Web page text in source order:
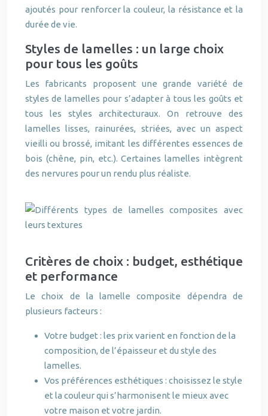
ajoutés pour renforcer la couleur, la résistance et la
durée de vie.
Styles de lamelles : un large choix
pour tous les goûts
Les fabricants proposent une grande variété de
styles de lamelles pour s’adapter à tous les goûts et
tous les styles architecturaux. On retrouve des
lamelles lisses, rainurées, striées, avec un aspect
vieilli ou brossé, imitant les différentes essences de
bois (chêne, pin, etc.). Certaines lamelles intègrent
des nervures pour un rendu plus réaliste.
Critères de choix : budget, esthétique
et performance
Le choix de la lamelle composite dépendra de
plusieurs facteurs :
Votre budget : les prix varient en fonction de la
composition, de l’épaisseur et du style des
lamelles.
Vos préférences esthétiques : choisissez le style
et la couleur qui s’harmonisent le mieux avec
votre maison et votre jardin.